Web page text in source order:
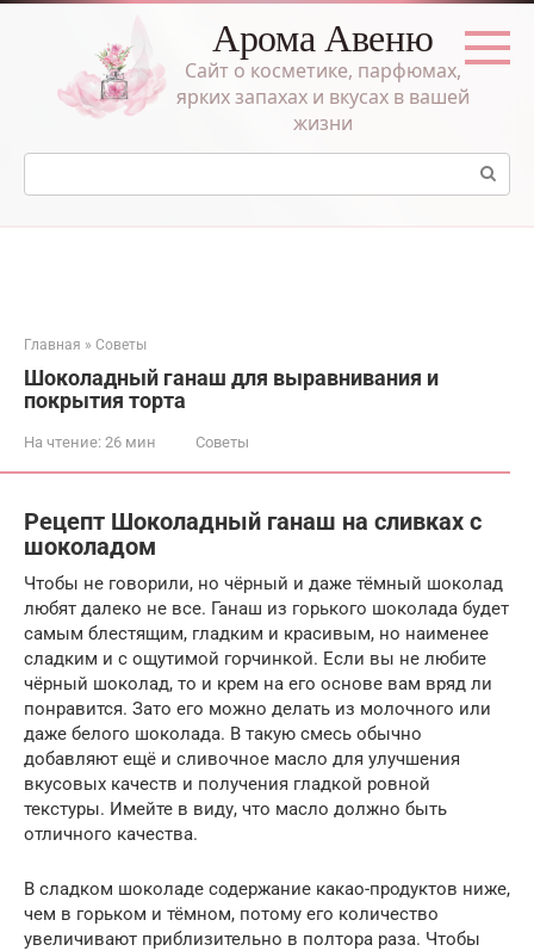
Перейти
Арома Авеню
Сайт о косметике, парфюмах,
ярких запахах и вкусах в вашей
жизни
Поиск:
Главная » Советы
Шоколадный ганаш для выравнивания и
покрытия торта
На чтение: 26 мин Советы
Рецепт Шоколадный ганаш на сливках с
шоколадом
Чтобы не говорили, но чёрный и даже тёмный шоколад
любят далеко не все. Ганаш из горького шоколада будет
самым блестящим, гладким и красивым, но наименее
сладким и с ощутимой горчинкой. Если вы не любите
чёрный шоколад, то и крем на его основе вам вряд ли
понравится. Зато его можно делать из молочного или
даже белого шоколада. В такую смесь обычно
добавляют ещё и сливочное масло для улучшения
вкусовых качеств и получения гладкой ровной
текстуры. Имейте в виду, что масло должно быть
отличного качества.
В сладком шоколаде содержание какао-продуктов ниже,
чем в горьком и тёмном, потому его количество
увеличивают приблизительно в полтора раза. Чтобы